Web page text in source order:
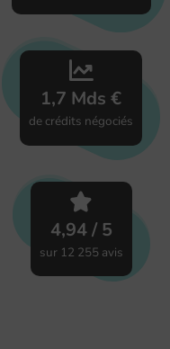
1,7 Mds €
de crédits négociés
4,94 / 5
sur 12 255 avis